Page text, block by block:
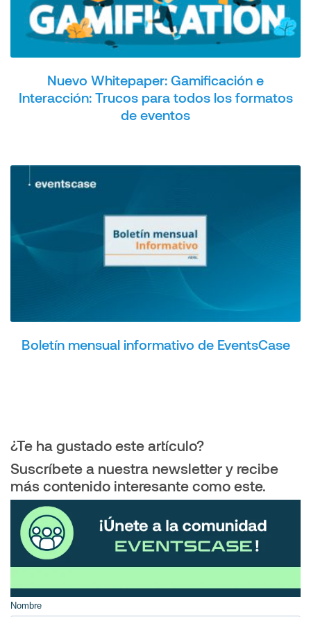
Nuevo Whitepaper: Gamificación e
Interacción: Trucos para todos los formatos
de eventos
Boletín mensual informativo de EventsCase
¿Te ha gustado este artículo?
Suscríbete a nuestra newsletter y recibe
más contenido interesante como este.